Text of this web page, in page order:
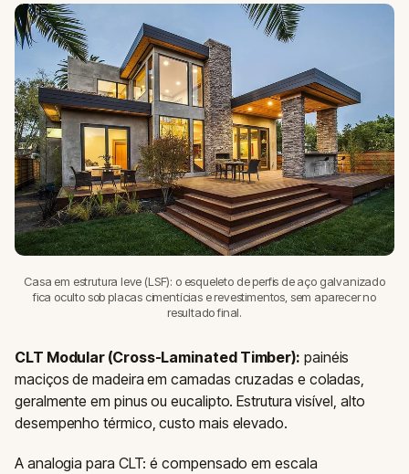
Casa em estrutura leve (LSF): o esqueleto de perfis de aço galvanizado
fica oculto sob placas cimentícias e revestimentos, sem aparecer no
resultado final.
CLT Modular (Cross-Laminated Timber): painéis
maciços de madeira em camadas cruzadas e coladas,
geralmente em pinus ou eucalipto. Estrutura visível, alto
desempenho térmico, custo mais elevado.
A analogia para CLT: é compensado em escala